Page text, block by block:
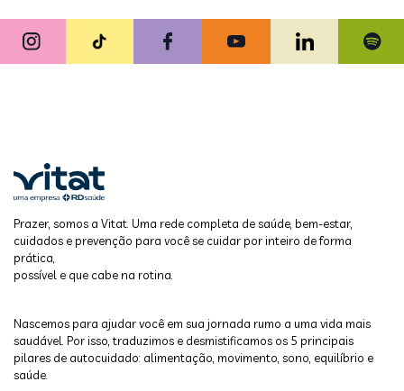
Prazer, somos a Vitat. Uma rede completa de saúde, bem-estar,
cuidados e prevenção para você se cuidar por inteiro de forma
prática,
possível e que cabe na rotina.
Nascemos para ajudar você em sua jornada rumo a uma vida mais
saudável. Por isso, traduzimos e desmistificamos os 5 principais
pilares de autocuidado: alimentação, movimento, sono, equilíbrio e
saúde.